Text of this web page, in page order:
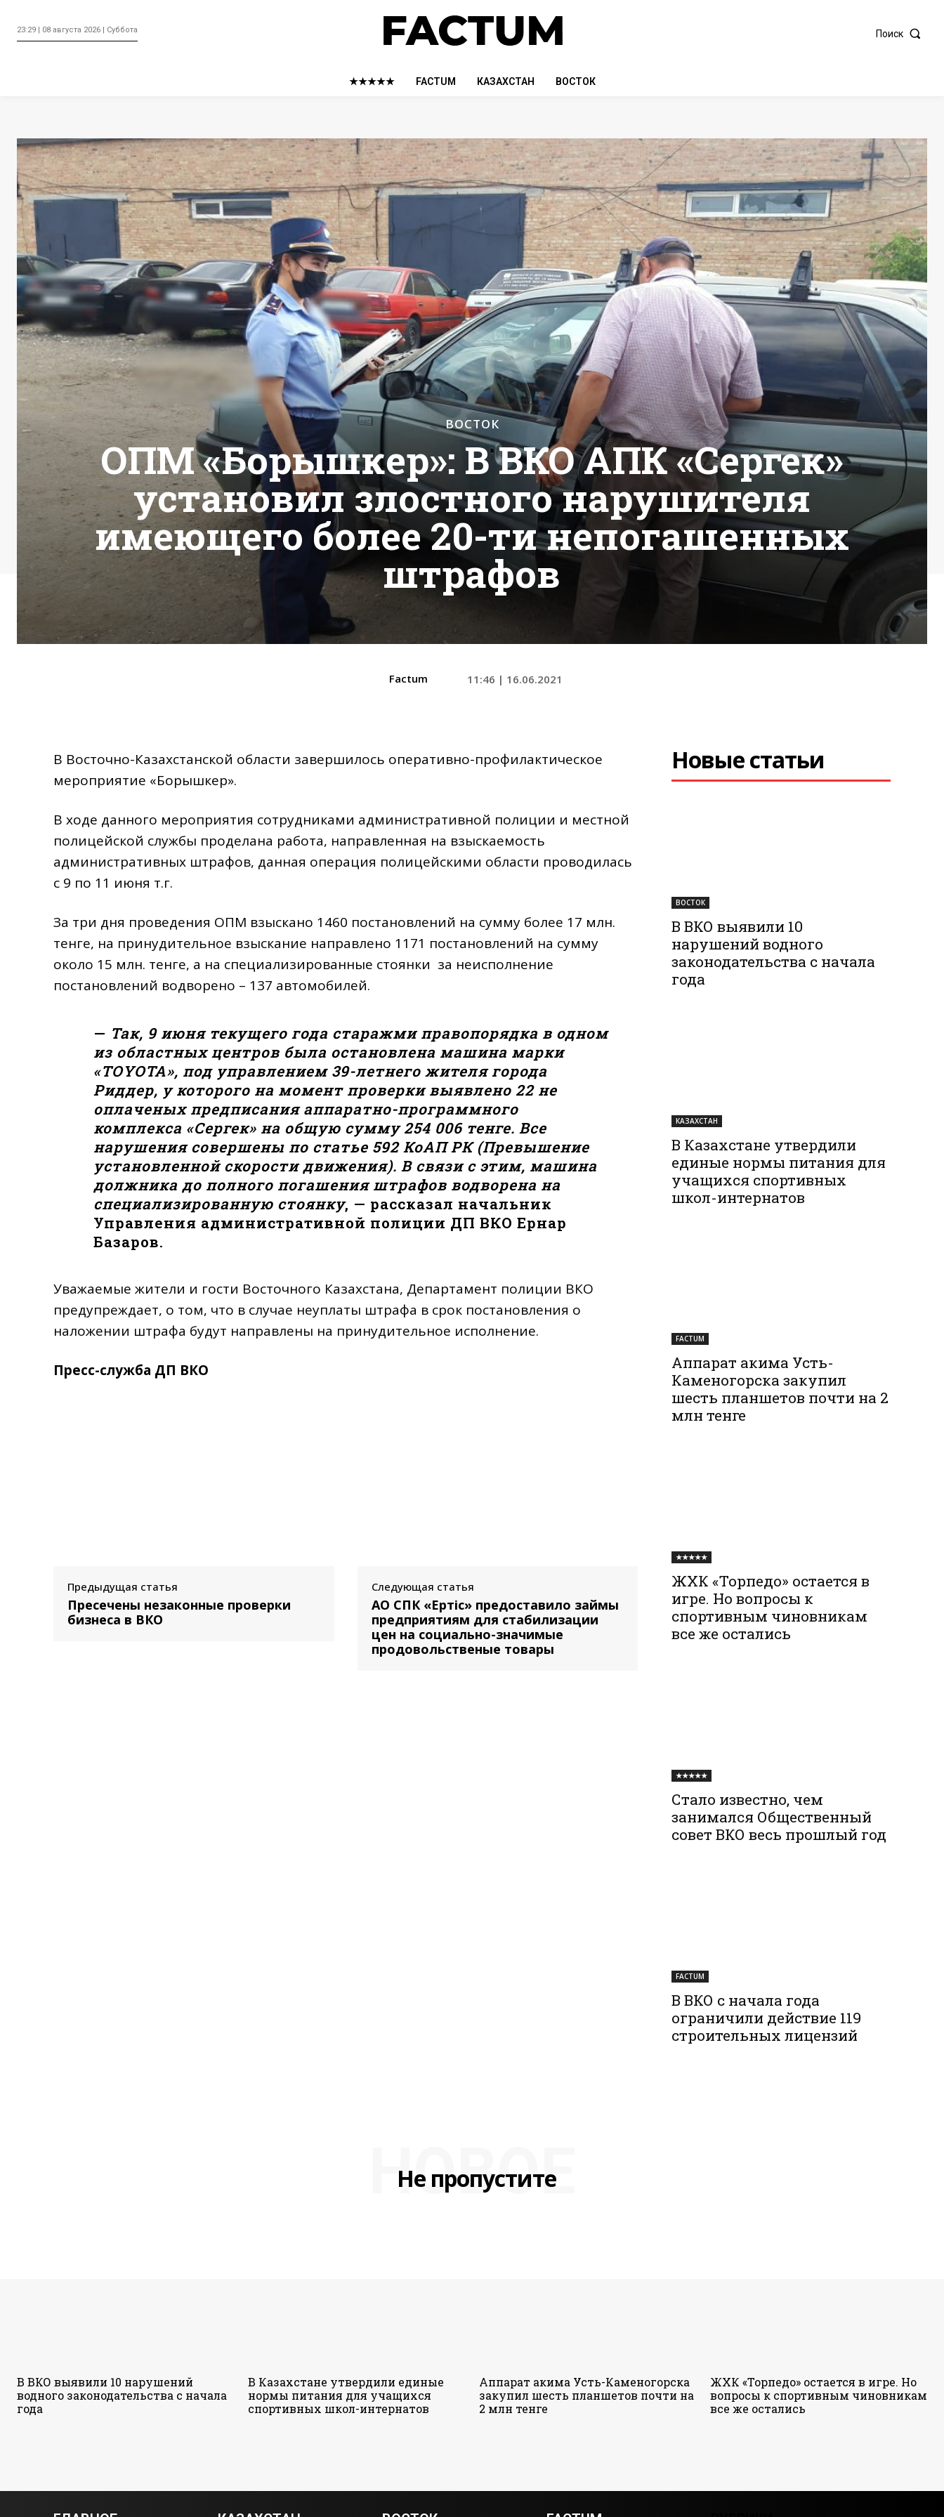
23:29 | 08 августа 2026 | Суббота Поиск
★★★★★ FACTUM КАЗАХСТАН ВОСТОК
ВОСТОК
ОПМ «Борышкер»: В ВКО АПК «Сергек»
установил злостного нарушителя
имеющего более 20-ти непогашенных
штрафов
Factum 11:46 | 16.06.2021
В Восточно-Казахстанской области завершилось оперативно-профилактическое
мероприятие «Борышкер».
В ходе данного мероприятия сотрудниками административной полиции и местной
полицейской службы проделана работа, направленная на взыскаемость
административных штрафов, данная операция полицейскими области проводилась
с 9 по 11 июня т.г.
За три дня проведения ОПМ взыскано 1460 постановлений на сумму более 17 млн.
тенге, на принудительное взыскание направлено 1171 постановлений на сумму
около 15 млн. тенге, а на специализированные стоянки за неисполнение
постановлений водворено – 137 автомобилей.
— Так, 9 июня текущего года старажми правопорядка в одном
из областных центров была остановлена машина марки
«TOYOTA», под управлением 39-летнего жителя города
Риддер, у которого на момент проверки выявлено 22 не
оплаченых предписания аппаратно-программного
комплекса «Сергек» на общую сумму 254 006 тенге. Все
нарушения совершены по статье 592 КоАП РК (Превышение
установленной скорости движения). В связи с этим, машина
должника до полного погашения штрафов водворена на
специализированную стоянку, — рассказал начальник
Управления административной полиции ДП ВКО Ернар
Базаров.
Уважаемые жители и гости Восточного Казахстана, Департамент полиции ВКО
предупреждает, о том, что в случае неуплаты штрафа в срок постановления о
наложении штрафа будут направлены на принудительное исполнение.
Пресс-служба ДП ВКО
Предыдущая статья
Пресечены незаконные проверки
бизнеса в ВКО
Следующая статья
АО СПК «Ертіс» предоставило займы
предприятиям для стабилизации
цен на социально-значимые
продовольственые товары
Новые статьи
ВОСТОК
В ВКО выявили 10
нарушений водного
законодательства с начала
года
КАЗАХСТАН
В Казахстане утвердили
единые нормы питания для
учащихся спортивных
школ-интернатов
FACTUM
Аппарат акима Усть-
Каменогорска закупил
шесть планшетов почти на 2
млн тенге
★★★★★
ЖХК «Торпедо» остается в
игре. Но вопросы к
спортивным чиновникам
все же остались
★★★★★
Стало известно, чем
занимался Общественный
совет ВКО весь прошлый год
FACTUM
В ВКО с начала года
ограничили действие 119
строительных лицензий
Не пропустите
НОВОЕ
В ВКО выявили 10 нарушений
водного законодательства с начала
года
В Казахстане утвердили единые
нормы питания для учащихся
спортивных школ-интернатов
Аппарат акима Усть-Каменогорска
закупил шесть планшетов почти на
2 млн тенге
ЖХК «Торпедо» остается в игре. Но
вопросы к спортивным чиновникам
все же остались